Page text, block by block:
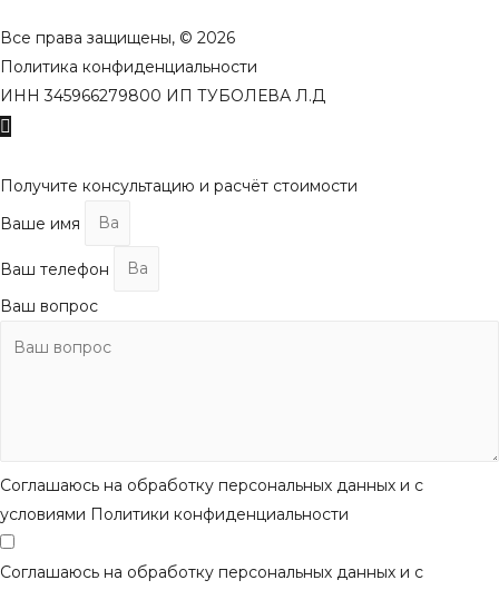
Все права защищены, © 2026
Политика конфиденциальности
ИНН 345966279800 ИП ТУБОЛЕВА Л.Д
Получите консультацию и расчёт стоимости
Ваше имя
Ваш телефон
Ваш вопрос
Соглашаюсь на обработку персональных данных и с
условиями Политики конфиденциальности
Соглашаюсь на обработку персональных данных и с